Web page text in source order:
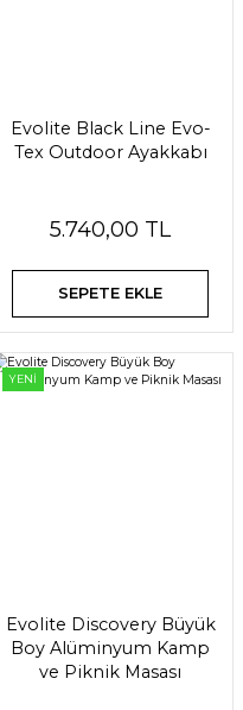
Evolite Black Line Evo-
Tex Outdoor Ayakkabı
5.740,00 TL
SEPETE EKLE
YENİ
Evolite Discovery Büyük
Boy Alüminyum Kamp
ve Piknik Masası